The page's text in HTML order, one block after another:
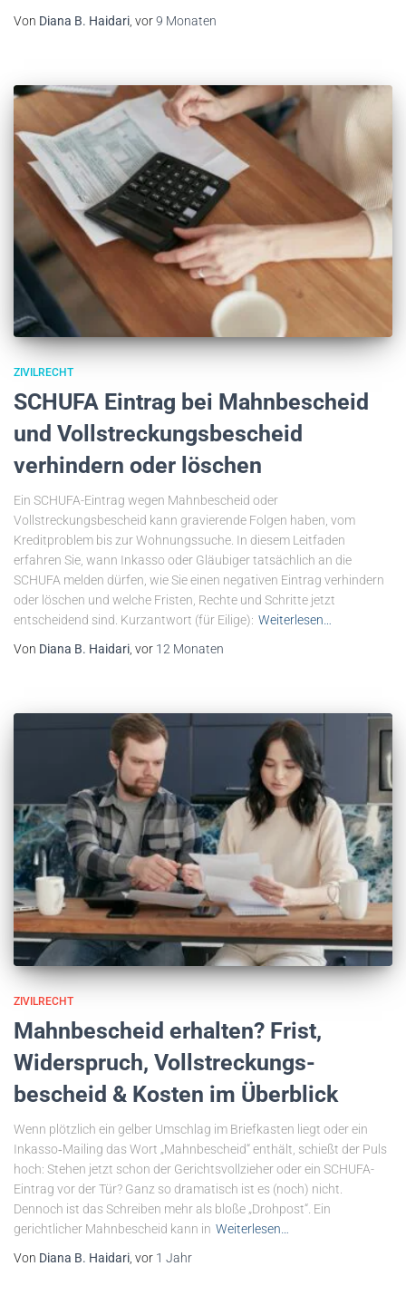
Von Diana B. Haidari , vor9 Monaten
ZIVILRECHT
SCHUFA Eintrag bei Mahnbescheid
und Vollstreckungsbescheid
verhindern oder löschen
Ein SCHUFA-Eintrag wegen Mahnbescheid oder
Vollstreckungsbescheid kann gravierende Folgen haben, vom
Kreditproblem bis zur Wohnungssuche. In diesem Leitfaden
erfahren Sie, wann Inkasso oder Gläubiger tatsächlich an die
SCHUFA melden dürfen, wie Sie einen negativen Eintrag verhindern
oder löschen und welche Fristen, Rechte und Schritte jetzt
entscheidend sind. Kurzantwort (für Eilige): Weiterlesen…
Von Diana B. Haidari, vor 12 Monaten
ZIVILRECHT
Mahnbescheid erhalten? Frist,
Widerspruch, Vollstreckungs­
bescheid & Kosten im Überblick
Wenn plötzlich ein gelber Umschlag im Briefkasten liegt oder ein
Inkasso‐Mailing das Wort „Mahnbescheid“ enthält, schießt der Puls
hoch: Stehen jetzt schon der Gerichtsvollzieher oder ein SCHUFA-
Eintrag vor der Tür? Ganz so dramatisch ist es (noch) nicht.
Dennoch ist das Schreiben mehr als bloße „Drohpost“. Ein
gerichtlicher Mahnbescheid kann in Weiterlesen…
Von Diana B. Haidari , vor 1 Jahr